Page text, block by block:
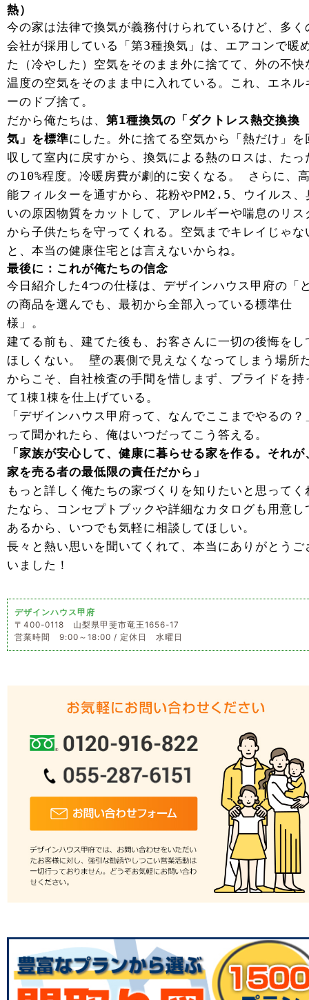
熱）
今の家は法律で換気が義務付けられているけど、多く
会社が採用している「第3種換気」は、エアコンで暖
た（冷やした）空気をそのまま外に捨てて、外の不快
温度の空気をそのまま中に入れている。これ、エネル
ーのドブ捨て。
だから俺たちは、 第1種換気の「ダクトレス熱交換換
気」を標準にした。外に捨てる空気から「熱だけ」を
収して室内に戻すから、換気による熱のロスは、たっ
の10%程度。冷暖房費が劇的に安くなる。 さらに、
能フィルターを通すから、花粉やPM2.5、ウイルス、
いの原因物質をカットして、アレルギーや喘息のリス
から子供たちを守ってくれる。空気までキレイじゃな
と、本当の健康住宅とは言えないからね。
最後に：これが俺たちの信念
今日紹介した4つの仕様は、デザインハウス甲府の「
の商品を選んでも、最初から全部入っている標準仕
様」。
建てる前も、建てた後も、お客さんに一切の後悔をし
ほしくない。 壁の裏側で見えなくなってしまう場所
からこそ、自社検査の手間を惜しまず、プライドを持
て1棟1棟を仕上げている。
「デザインハウス甲府って、なんでここまでやるの？
って聞かれたら、俺はいつだってこう答える。
「家族が安心して、健康に暮らせる家を作る。それが
家を売る者の最低限の責任だから」
もっと詳しく俺たちの家づくりを知りたいと思ってく
たなら、コンセプトブックや詳細なカタログも用意し
あるから、いつでも気軽に相談してほしい。
長々と熱い思いを聞いてくれて、本当にありがとうご
いました！
デザインハウス甲府
〒400-0118 山梨県甲斐市竜王1656-17
営業時間 9:00～18:00 / 定休日 水曜日